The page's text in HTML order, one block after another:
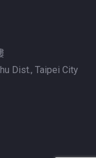
Dist., Taipei City